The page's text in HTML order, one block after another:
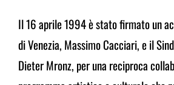
Il 16 aprile 1994 è stato firmato un
di Venezia, Massimo Cacciari, e il
Dieter Mronz, per una reciproca